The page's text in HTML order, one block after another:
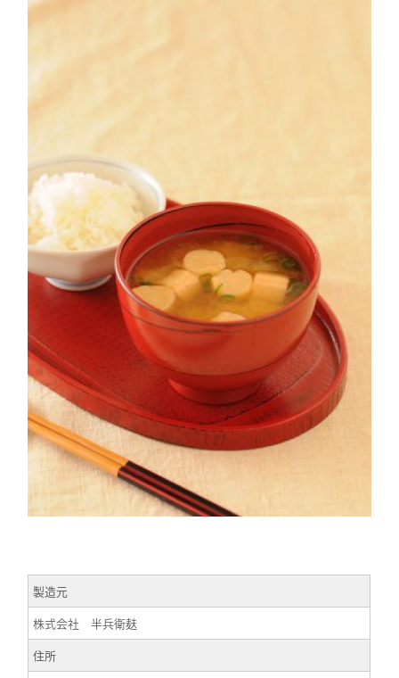
製造元
株式会社 半兵衛麸
住所